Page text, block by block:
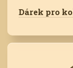
Dárek pro